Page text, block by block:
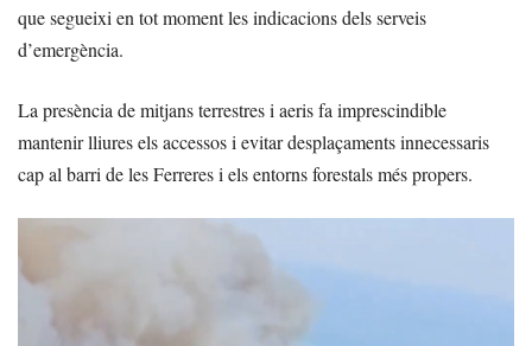
que segueixi en tot moment les indicacions dels serveis
d’emergència.
La presència de mitjans terrestres i aeris fa imprescindible
mantenir lliures els accessos i evitar desplaçaments innecessaris
cap al barri de les Ferreres i els entorns forestals més propers.